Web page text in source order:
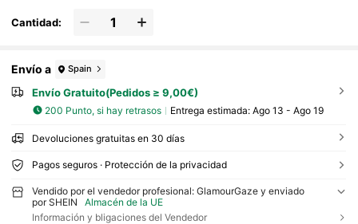
Cantidad:
Envío a Spain
Envío Gratuito(Pedidos ≥ 9,00€)
200 Punto, si hay retrasos Entrega estimada: Ago 13 - Ago 19
Devoluciones gratuitas en 30 días
Pagos seguros · Protección de la privacidad
Vendido por el vendedor profesional: GlamourGaze y enviado
por SHEIN
Almacén de la UE
Información y bligaciones del Vendedor